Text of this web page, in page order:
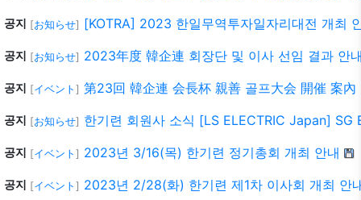
공지 [お知らせ] [KOTRA] 2023 한일무역투자일자리대전 개최
공지 [お知らせ] 2023年度 韓企連 회장단 및 이사 선임 결과 안
공지 [イベント ] 第23回 韓企連 会長杯 親善 골프大会 開催 案
공지 [お知らせ] 한기련 회원사 소식 [LS ELECTRIC Japan] SG
공지 [イベント ] 2023년 3/16(목) 한기련 정기총회 개최 안내
공지 [イベント ] 2023년 2/28(화) 한기련 제1차 이사회 개최 안